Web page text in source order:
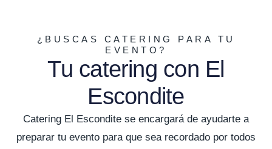
¿BUSCAS CATERING PARA TU
EVENTO?
Tu catering con El
Escondite
Catering El Escondite se encargará de ayudarte a
preparar tu evento para que sea recordado por todos